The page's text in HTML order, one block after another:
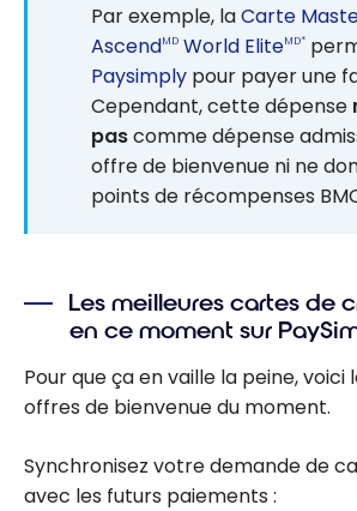
Par exemple, laCarte
AscendMD World EliteMD*
Paysimply pour payer une
Cependant, cette dépense
pascomme dépense
offre de bienvenue ni ne
points de récompenses
Les meilleures cartes de
en ce moment sur
Pour que ça en vaille la peine, voici
offres de bienvenue du moment.
Synchronisez votre demande de
avec les futurs paiements :